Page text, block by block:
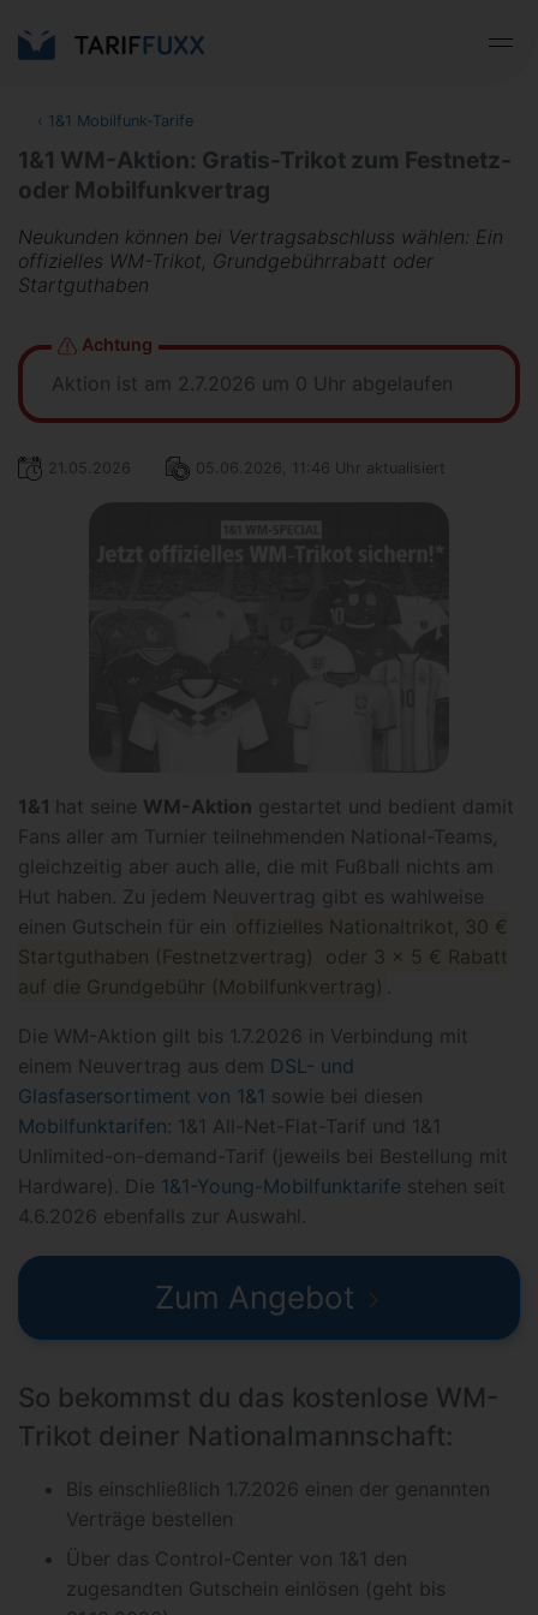
‹ 1&1 Mobilfunk-Tarife
1&1 WM-Aktion: Gratis-Trikot zum Festnetz-
oder Mobilfunkvertrag
Neukunden können bei Vertragsabschluss wählen: Ein
offizielles WM-Trikot, Grundgebührrabatt oder
Startguthaben
Achtung
Aktion ist am 2.7.2026 um 0 Uhr abgelaufen
21.05.2026 05.06.2026, 11:46 Uhr aktualisiert
1&1 hat seine WM-Aktion gestartet und bedient damit
Fans aller am Turnier teilnehmenden National-Teams,
gleichzeitig aber auch alle, die mit Fußball nichts am
Hut haben. Zu jedem Neuvertrag gibt es wahlweise
einen Gutschein für ein offizielles Nationaltrikot, 30 €
Startguthaben (Festnetzvertrag) oder 3 x 5 € Rabatt
auf die Grundgebühr (Mobilfunkvertrag) .
Die WM-Aktion gilt bis 1.7.2026 in Verbindung mit
einem Neuvertrag aus dem DSL- und
Glasfasersortiment von 1&1 sowie bei diesen
Mobilfunktarifen: 1&1 All-Net-Flat-Tarif und 1&1
Unlimited-on-demand-Tarif (jeweils bei Bestellung mit
Hardware). Die 1&1-Young-Mobilfunktarife stehen seit
4.6.2026 ebenfalls zur Auswahl.
Zum Angebot
So bekommst du das kostenlose WM-
Trikot deiner Nationalmannschaft:
Bis einschließlich 1.7.2026 einen der genannten
Verträge bestellen
Über das Control-Center von 1&1 den
zugesandten Gutschein einlösen (geht bis